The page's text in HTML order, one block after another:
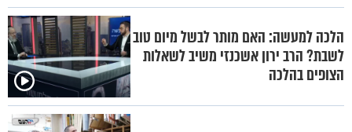
הלכה למעשה: האם מותר לבשל מיום טוב
לשבת? הרב ירון אשכנזי משיב לשאלות
הצופים בהלכה